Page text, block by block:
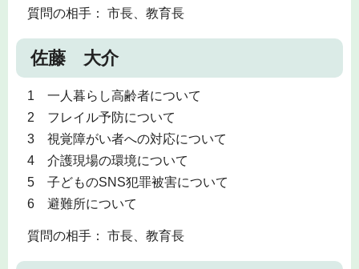
質問の相手： 市長、教育長
佐藤 大介
1 一人暮らし高齢者について
2 フレイル予防について
3 視覚障がい者への対応について
4 介護現場の環境について
5 子どものSNS犯罪被害について
6 避難所について
質問の相手： 市長、教育長